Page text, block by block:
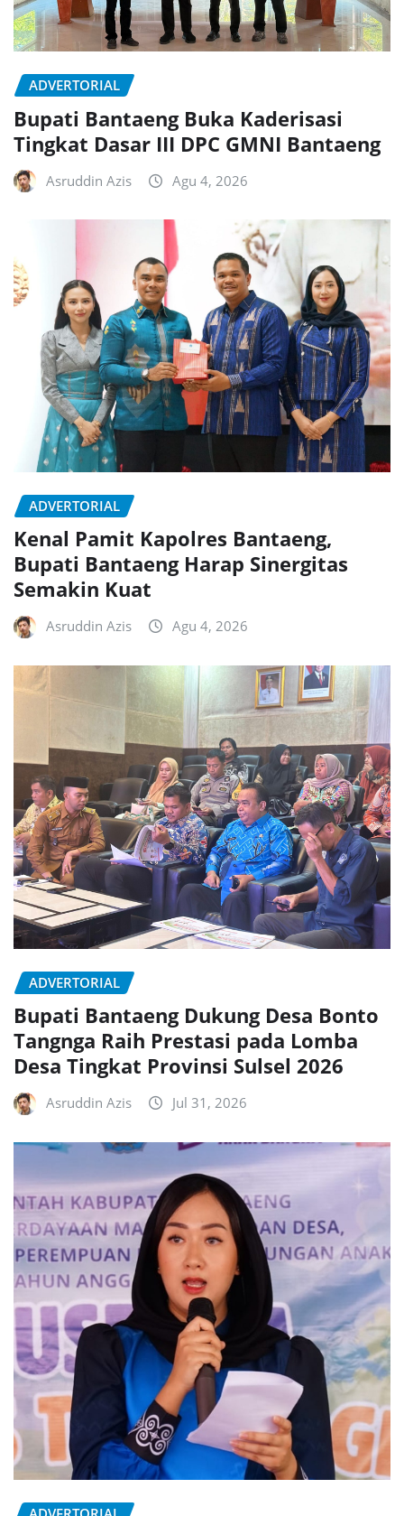
ADVERTORIAL
Bupati Bantaeng Buka Kaderisasi
Tingkat Dasar III DPC GMNI Bantaeng
Asruddin Azis Agu 4, 2026
ADVERTORIAL
Kenal Pamit Kapolres Bantaeng,
Bupati Bantaeng Harap Sinergitas
Semakin Kuat
Asruddin Azis Agu 4, 2026
ADVERTORIAL
Bupati Bantaeng Dukung Desa Bonto
Tangnga Raih Prestasi pada Lomba
Desa Tingkat Provinsi Sulsel 2026
Asruddin Azis Jul 31, 2026